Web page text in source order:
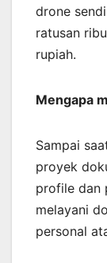
drone
ratusan
rupiah.
Mengapa
Sampai
proyek
profile dan
melayani
personal